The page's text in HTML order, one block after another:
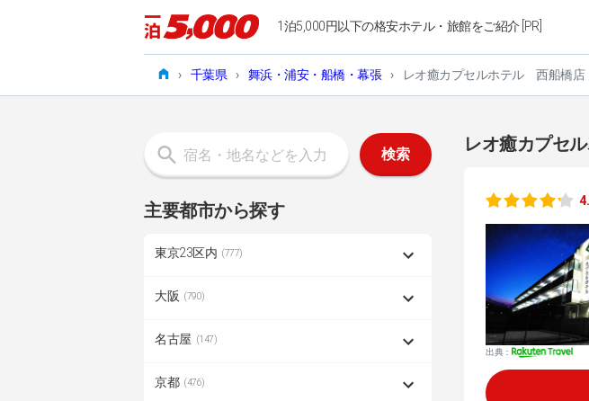
1泊5,000円以下の格安ホテル・旅館をご紹介 [PR]
› 千葉県 › 舞浜・浦安・船橋・幕張 › レオ癒カプセルホテル 西船橋店
レオ癒カプセ
出典：
検索
主要都市から探す
東京23区内 (777)
大阪 (790)
名古屋 (147)
京都 (476)